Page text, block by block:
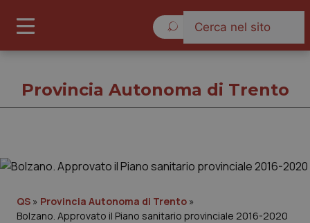
Cronache
Provincia Autonoma di Trento
QS » Provincia Autonoma di Trento »
Bolzano. Approvato il Piano sanitario provinciale 2016-2020